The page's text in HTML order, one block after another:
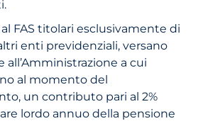
al FAS titolari esclusivamente di
enti previdenziali, versano
a cui
al momento del
un contributo pari al 2%
lordo annuo della pensione